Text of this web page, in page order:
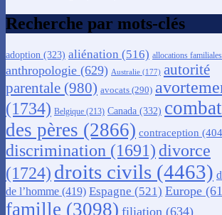
Recherche par mots-clés
adoption (323) aliénation (516) allocations familiales
anthropologie (629) Australie (177) autorité
parentale (980) avocats (290)
(1734) Belgique (213) Canada (332) combat
des pères (2866) contraception
discrimination (1691) divorce
(1724) droits civils (4463)
de l’homme (419) Espagne (521) Europe
famille (3098) filiation (634)